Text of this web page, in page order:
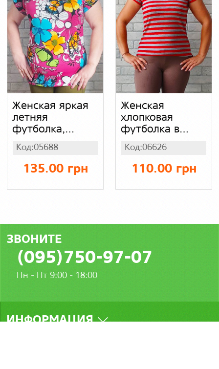
Женская яркая
летняя
футболка,
масло
Код:05688
135.00 грн
Женская
хлопковая
футболка в
полоску с
коротким
рукавом, ворот
мысик, хлопок
Код:06626
110.00 грн
ЗВОНИТЕ
(095)750-97-07
Пн - Пт 9:00 - 18:00
ИНФОРМАЦИЯ